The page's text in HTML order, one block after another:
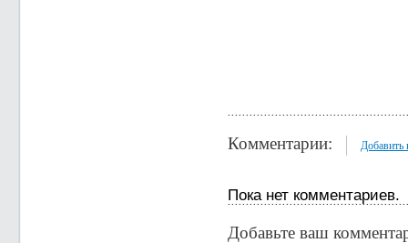
Комментарии: Добавить
Пока нет комментариев.
Добавьте ваш